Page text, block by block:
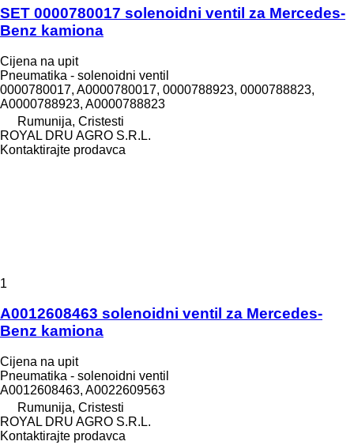
SET 0000780017 solenoidni ventil za Mercedes-
Benz kamiona
Cijena na upit
Pneumatika - solenoidni ventil
0000780017, A0000780017, 0000788923, 0000788823,
A0000788923, A0000788823
Rumunija, Cristesti
ROYAL DRU AGRO S.R.L.
Kontaktirajte prodavca
1
A0012608463 solenoidni ventil za Mercedes-
Benz kamiona
Cijena na upit
Pneumatika - solenoidni ventil
A0012608463, A0022609563
Rumunija, Cristesti
ROYAL DRU AGRO S.R.L.
Kontaktirajte prodavca